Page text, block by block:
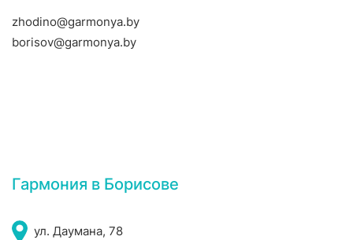
zhodino@garmonya.by
borisov@garmonya.by
Гармония в Борисове
ул. Даумана, 78